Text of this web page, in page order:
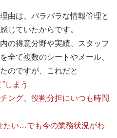
由は、バラバラな情報管理と
じていたからです。
の得意分野や実績、スタッフ
全て複数のシートやメール、
のですが、これだと
しまう
ング、役割分担にいつも時間
たい…でも今の業務状況がわ